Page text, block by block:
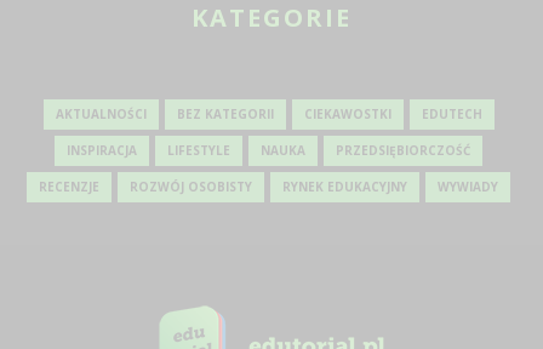
KATEGORIE
AKTUALNOŚCI BEZ KATEGORII CIEKAWOSTKI EDUTECH
INSPIRACJA LIFESTYLE NAUKA PRZEDSIĘBIORCZOŚĆ
RECENZJE ROZWÓJ OSOBISTY RYNEK EDUKACYJNY WYWIADY